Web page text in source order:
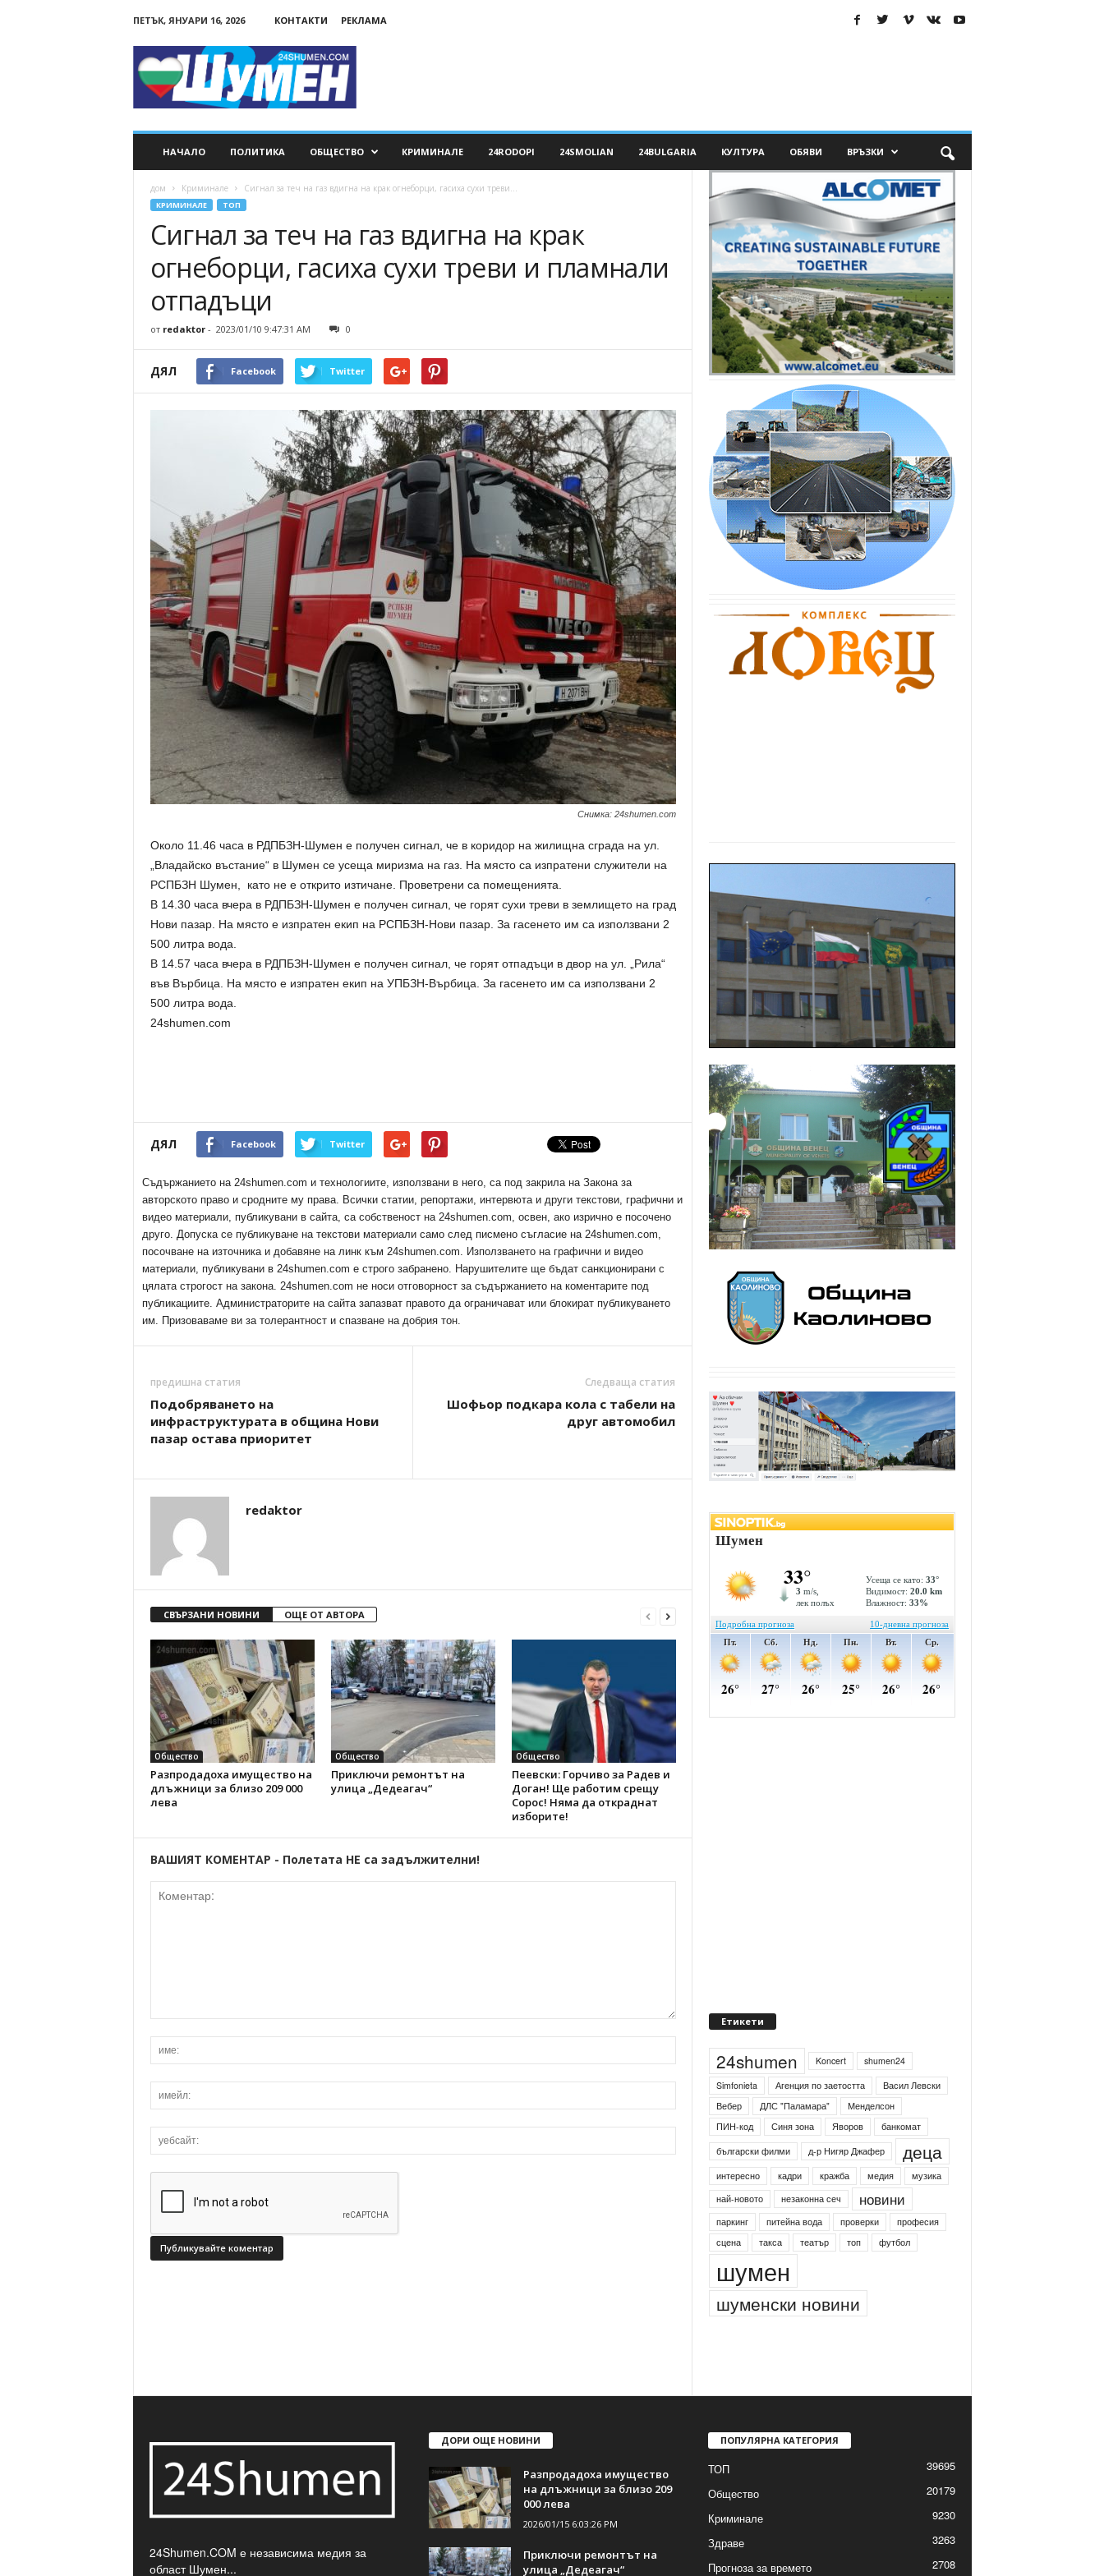
ПЕТЪК, ЯНУАРИ 16, 2026 КОНТАКТИ РЕКЛАМА
НАЧАЛО ПОЛИТИКА ОБЩЕСТВО КРИМИНАЛЕ 24RODOPI 24SMOLIAN 24BULGARIA КУЛТУРА ОБЯВИ ВРЪЗКИ
дом Криминале Сигнал за теч на газ вдигна на крак огнеборци, гасиха сухи треви...
КРИМИНАЛЕ ТОП
Сигнал за теч на газ вдигна на крак
огнеборци, гасиха сухи треви и пламнали
отпадъци
от redaktor- 2023/01/10 9:47:31 AM 0
ДЯЛ Facebook Twitter
Снимка: 24shumen.com
Около 11.46 часа в РДПБЗН-Шумен е получен сигнал, че в коридор на жилищна сграда на ул.
„Владайско въстание“ в Шумен се усеща миризма на газ. На място са изпратени служители на
РСПБЗН Шумен, като не е открито изтичане. Проветрени са помещенията.
В 14.30 часа вчера в РДПБЗН-Шумен е получен сигнал, че горят сухи треви в землището на град
Нови пазар. На място е изпратен екип на РСПБЗН-Нови пазар. За гасенето им са използвани 2
500 литра вода.
В 14.57 часа вчера в РДПБЗН-Шумен е получен сигнал, че горят отпадъци в двор на ул. „Рила“
във Върбица. На място е изпратен екип на УПБЗН-Върбица. За гасенето им са използвани 2
500 литра вода.
24shumen.com
ДЯЛ Facebook Twitter
Съдържанието на 24shumen.com и технологиите, използвани в него, са под закрила на Закона за
авторското право и сродните му права. Всички статии, репортажи, интервюта и други текстови, графични и
видео материали, публикувани в сайта, са собственост на 24shumen.com, освен, ако изрично е посочено
друго. Допуска се публикуване на текстови материали само след писмено съгласие на 24shumen.com,
посочване на източника и добавяне на линк към 24shumen.com. Използването на графични и видео
материали, публикувани в 24shumen.com е строго забранено. Нарушителите ще бъдат санкционирани с
цялата строгост на закона. 24shumen.com не носи отговорност за съдържанието на коментарите под
публикациите. Администраторите на сайта запазват правото да ограничават или блокират публикуването
им. Призоваваме ви за толерантност и спазване на добрия тон.
предишна статия
Подобряването на
инфраструктурата в община Нови
пазар остава приоритет
Следваща статия
Шофьор подкара кола с табели на
друг автомобил
redaktor
СВЪРЗАНИ НОВИНИ ОЩЕ ОТ АВТОРА
Общество
Разпродадоха имущество на
длъжници за близо 209 000
лева
Общество
Приключи ремонтът на
улица „Дедеагач“
Общество
Пеевски: Горчиво за Радев и
Доган! Ще работим срещу
Сорос! Няма да откраднат
изборите!
ВАШИЯТ КОМЕНТАР - Полетата НЕ са задължителни!
Етикети
24shumen Koncert
shumen24
Simfonieta
Агенция по заетостта
Васил Левски
Вебер
ДЛС "Паламара"
Менделсон
ПИН-код
Синя зона Яворов
банкомат
български филми
д-р Нигяр Джафер деца
интересно кадри кражба медия
музика
най-новото
незаконна сеч новини
паркинг питейна вода проверки
професия
сцена
такса театър топ футбол
шумен
шуменски новини
24Shumen.COM е независима медия за
област Шумен...
ДОРИ ОЩЕ НОВИНИ
Разпродадоха имущество
на длъжници за близо 209
000 лева
2026/01/15 6:03:26 PM
Приключи ремонтът на
улица „Дедеагач“
ПОПУЛЯРНА КАТЕГОРИЯ
ТОП
39695
Общество
20179
Криминале
9230
Здраве
3263
Прогноза за времето
2708